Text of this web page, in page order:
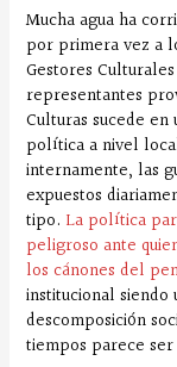
Mucha agua ha
por primera vez a
Gestores
representantes
Culturas sucede
política a nivel
internamente, las
expuestos
tipo. La política
peligroso ante
los cánones del
institucional
descomposición
tiempos parece